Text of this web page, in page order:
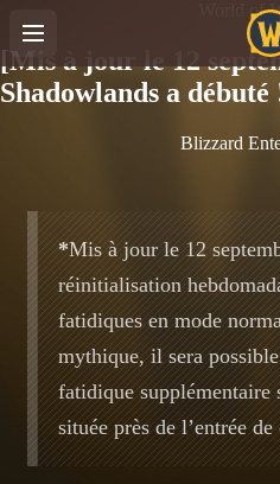
World of
[Mis à jour le 12
Shadowlands a débuté
Blizzard
*Mis à jour le 12
réinitialisation
fatidiques en mode
mythique, il sera
fatidique supplémentaire
située près de l’entrée